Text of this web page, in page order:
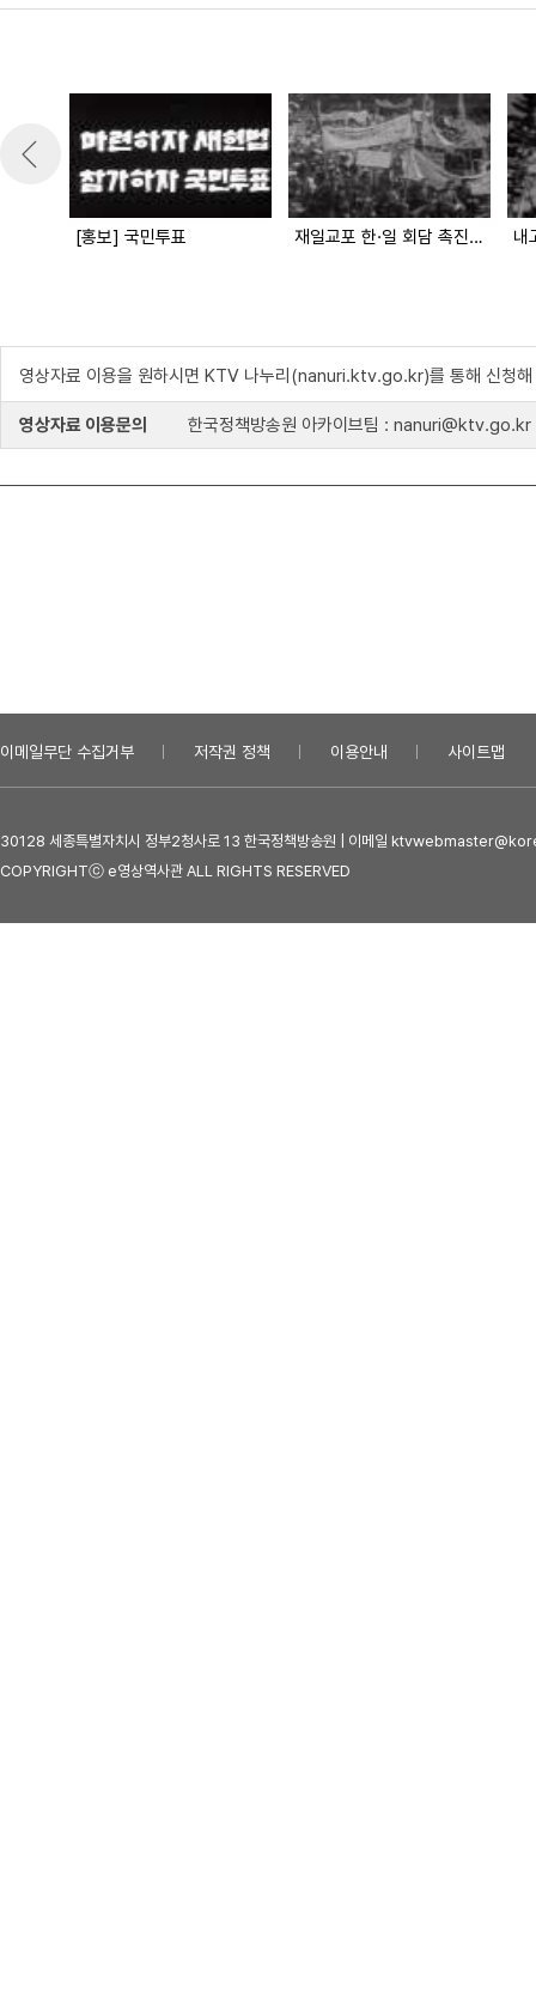
[홍보] 국민투표 재일교포 한·일 회담 촉진대회 내
영상자료 이용을 원하시면 KTV 나누리(nanuri.ktv.go.kr)를 통해 신청해
영상자료 이용문의 한국정책방송원 아카이브팀 : nanuri@ktv.go.kr
이메일무단 수집거부 저작권 정책 이용안내 사이트맵
30128 세종특별자치시 정부2청사로 13 한국정책방송원 | 이메일
COPYRIGHTⓒ e영상역사관 ALL RIGHTS RESERVED